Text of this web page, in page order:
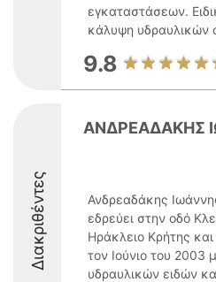
εγκαταστάσεων.
κάλυψη υδραυλικών
9.8
Διακριθέντες
ΑΝΔΡΕΑΔΑΚΗΣ
Ανδρεαδάκης
εδρεύει στην οδό
Ηράκλειο Κρήτης
τον Ιούνιο του 2003
υδραυλικών ειδών